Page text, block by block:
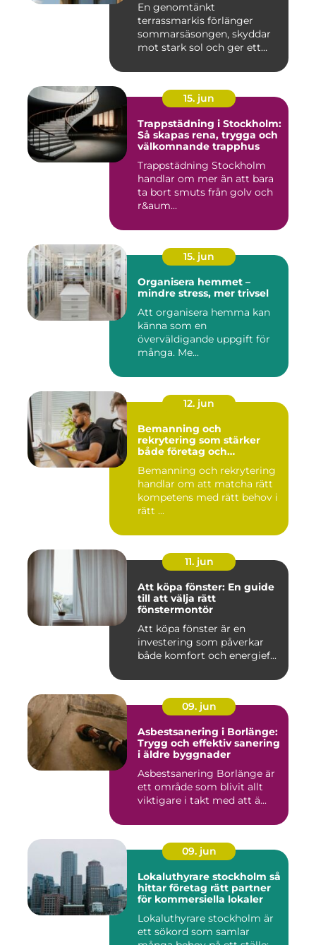
En genomtänkt
terrassmarkis förlänger
sommarsäsongen, skyddar
mot stark sol och ger ett
15. jun
Trappstädning i Stockholm:
Så skapas rena, trygga och
välkomnande trapphus
Trappstädning Stockholm
handlar om mer än att bara
ta bort smuts från golv och
r&aum...
15. jun
Organisera hemmet –
mindre stress, mer trivsel
Att organisera hemma kan
känna som en
överväldigande uppgift för
många. Me...
12. jun
Bemanning och
rekrytering som stärker
både företag och
Bemanning och rekrytering
handlar om att matcha rätt
kompetens med rätt behov i
rätt ...
11. jun
Att köpa fönster: En guide
till att välja rätt
fönstermontör
Att köpa fönster är en
investering som påverkar
både komfort och energief...
09. jun
Asbestsanering i Borlänge:
Trygg och effektiv sanering
i äldre byggnader
Asbestsanering Borlänge är
ett område som blivit allt
viktigare i takt med att ä...
09. jun
Lokaluthyrare stockholm så
hittar företag rätt partner
för kommersiella lokaler
Lokaluthyrare stockholm är
ett sökord som samlar